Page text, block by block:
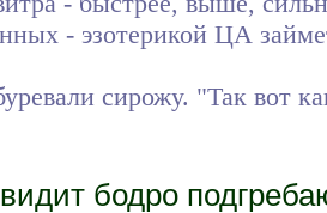
- эзотерикой ЦА
сирожу. "Так вот
бодро